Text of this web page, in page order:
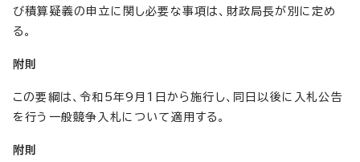
び積算疑義の申立に関し必要な事項は、財政局長が別に定め
る。
附則
この要綱は、令和5年9月1日から施行し、同日以後に入札公告
を行う一般競争入札について適用する。
附則